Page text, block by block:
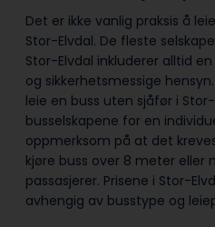
Det er ikke vanlig praksis å
Stor-Elvdal. De fleste
Stor-Elvdal inkluderer alltid
og sikkerhetsmessige
leie en buss uten sjåfør i
busselskapene for en
oppmerksom på at det
kjøre buss over 8 meter eller
passasjerer. Prisene i Stor-
avhengig av busstype og